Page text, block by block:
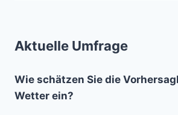
Aktuelle Umfrage
Wie schätzen Sie die
Wetter ein?